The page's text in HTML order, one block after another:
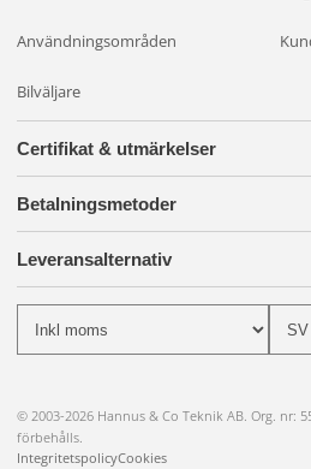
Användningsområden
Bilväljare
Certifikat & utmärkelser
Betalningsmetoder
Leveransalternativ
© 2003-2026 Hannus & Co Teknik AB. Org. nr:
förbehålls.
IntegritetspolicyCookies